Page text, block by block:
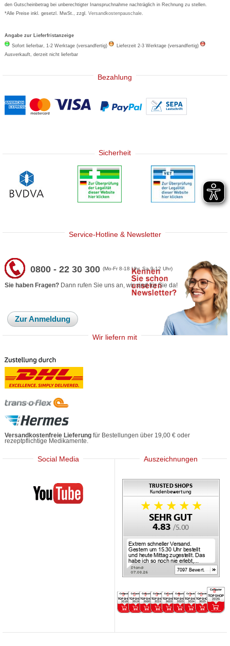
den Gutscheinbetrag bei unberechtigter Inanspruchnahme nachträglich in Rechnung zu stellen.
*Alle Preise inkl. gesetzl. MwSt., zzgl.Versandkostenpauschale.
Angabe zur Lieferfristanzeige
Sofort lieferbar, 1-2 Werktage (versandfertig)
Lieferzeit 2-3 Werktage (versandfertig)
Ausverkauft, derzeit nicht lieferbar
Bezahlung
Sicherheit
Service-Hotline & Newsletter
0800 - 22 30 300(Mo-Fr 8-18 Uhr, Sa 9-12 Uhr)
Sie haben Fragen? Dann rufen Sie uns an, wir sind für Sie da!
Zur Anmeldung
Wir liefern mit
Versandkostenfreie Lieferung für Bestellungen über 19,00 € oder
rezeptpflichtige Medikamente.
Social Media
Mediherz
Auszeichnungen